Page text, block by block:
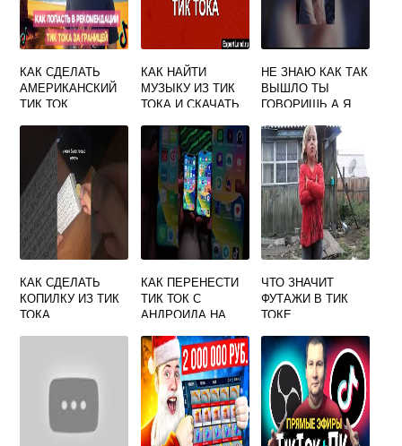
КАК СДЕЛАТЬ
АМЕРИКАНСКИЙ
ТИК ТОК
КАК НАЙТИ
МУЗЫКУ ИЗ ТИК
ТОКА И СКАЧАТЬ
НЕ ЗНАЮ КАК ТАК
ВЫШЛО ТЫ
ГОВОРИШЬ А Я
КАК СДЕЛАТЬ
КОПИЛКУ ИЗ ТИК
ТОКА
КАК ПЕРЕНЕСТИ
ТИК ТОК С
АНДРОИДА НА
ЧТО ЗНАЧИТ
ФУТАЖИ В ТИК
ТОКЕ